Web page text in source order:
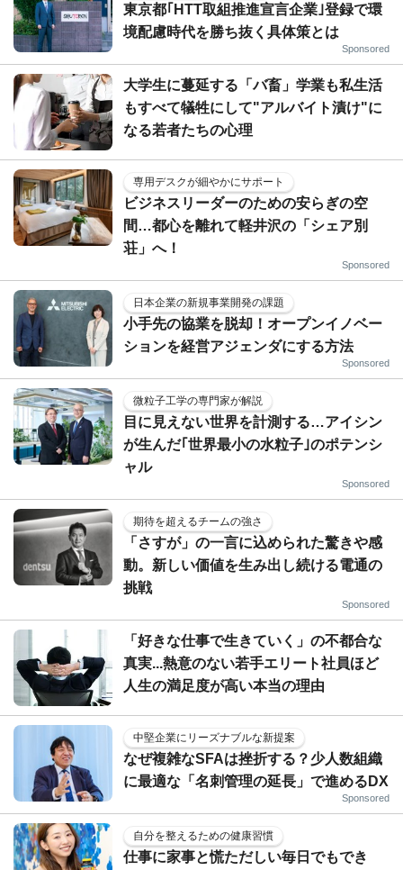
東京都｢HTT取組推進宣言企業｣登録で環
境配慮時代を勝ち抜く具体策とは
Sponsored
大学生に蔓延する「バ畜」学業も私生活
もすべて犠牲にして"アルバイト漬け"に
なる若者たちの心理
専用デスクが細やかにサポート
ビジネスリーダーのための安らぎの空
間…都心を離れて軽井沢の「シェア別
荘」へ！
Sponsored
日本企業の新規事業開発の課題
小手先の協業を脱却！オープンイノベー
ションを経営アジェンダにする方法
Sponsored
微粒子工学の専門家が解説
目に見えない世界を計測する…アイシン
が生んだ｢世界最小の水粒子｣のポテンシ
ャル
Sponsored
期待を超えるチームの強さ
「さすが」の一言に込められた驚きや感
動。新しい価値を生み出し続ける電通の
挑戦
Sponsored
「好きな仕事で生きていく」の不都合な
真実...熱意のない若手エリート社員ほど
人生の満足度が高い本当の理由
中堅企業にリーズナブルな新提案
なぜ複雑なSFAは挫折する？少人数組織
に最適な「名刺管理の延長」で進めるDX
Sponsored
自分を整えるための健康習慣
仕事に家事と慌ただしい毎日でもでき